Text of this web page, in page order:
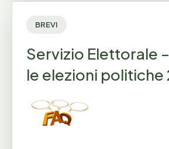
BREVI
Servizio Elettorale
le elezioni politiche